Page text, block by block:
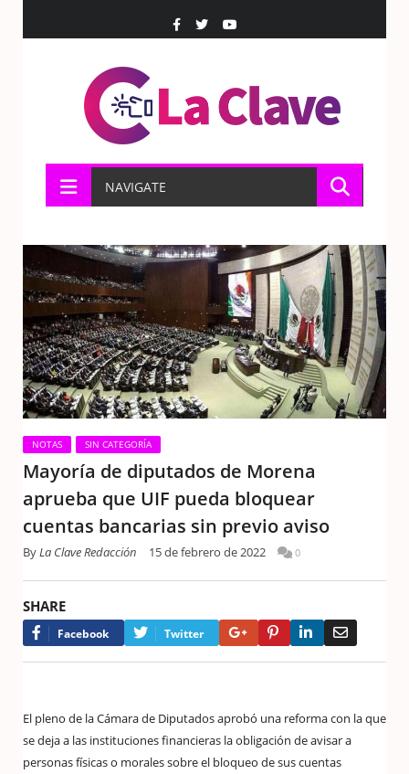
NAVIGATE
NOTAS SIN CATEGORÍA
Mayoría de diputados de Morena
aprueba que UIF pueda bloquear
cuentas bancarias sin previo aviso
ByLa Clave Redacción 15 de febrero de 2022 0
SHARE
Facebook Twitter Google+PinterestLinkedIn
El pleno de la Cámara de Diputados aprobó una reforma con la que
se deja a las instituciones financieras la obligación de avisar a
personas físicas o morales sobre el bloqueo de sus cuentas